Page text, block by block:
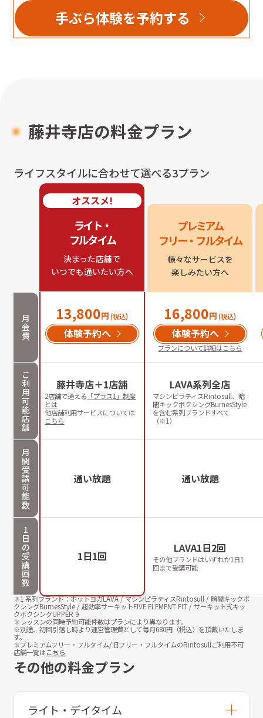
手ぶら体験を予約する
藤井寺店の料金プラン
ライフスタイルに合わせて選べる3プラン
オススメ!
ライト・
フルタイム
決まった店舗で
いつでも通いたい方へ
プレミアム
フリー・フルタイム
様々なサービスを
楽しみたい方へ
月
会
費
13,800円 (税込)
体験予約へ
16,800円 (税込)
体験予約へ
プランについて詳細はこちら
ご
利
用
可
能
店
舗
藤井寺店＋1店舗
2店舗で通える 「プラス1」制度
とは
他店舗利用サービスについては
こちら
LAVA系列全店
マシンピラティスRintosull、暗
闇キックボクシングBurnesStyle
を含む系列ブランドすべて
（※1）
月
間
受
講
可
能
数
通い放題 通い放題
1
日
の
受
講
回
数
1日1回
LAVA1日2回
その他ブランドはいずれか1日1
回まで受講可能
※1 系列ブランド：ホットヨガLAVA / マシンピラティスRintosull / 暗闇キックボ
クシングBurnesStyle / 超効率サーキットFIVE ELEMENT FIT / サーキット式キッ
クボクシングUPPER 9
※レッスンの同時予約可能件数はプランにより異なります。
※別途、初回引落し時より運営管理費として毎月680円（税込）を頂戴いたしま
す。
※プレミアムフリー・フルタイム/旧フリー・フルタイムのRintosullご利用不可
店舗一覧はこちら
その他の料金プラン
ライト・デイタイム